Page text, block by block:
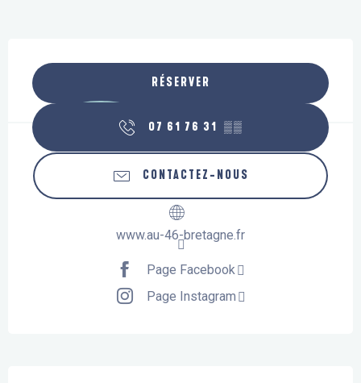
RÉSERVER
07 61 76 31 ▒▒
CONTACTEZ-NOUS
www.au-46-bretagne.fr
Page Facebook
Page Instagram